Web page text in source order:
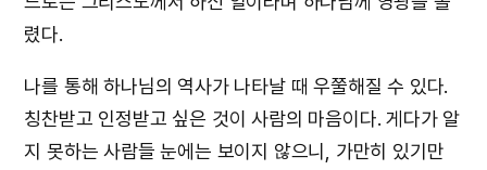
렸다.
나를 통해 하나님의 역사가 나타날 때 우쭐해질 수 있다.
칭찬받고 인정받고 싶은 것이 사람의 마음이다. 게다가 알
지 못하는 사람들 눈에는 보이지 않으니, 가만히 있기만